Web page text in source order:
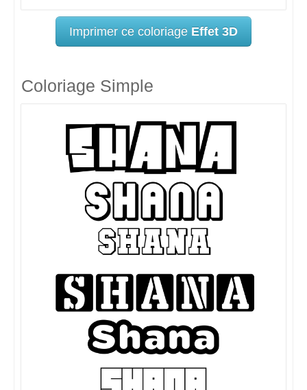
Imprimer ce coloriage Effet 3D
Coloriage Simple